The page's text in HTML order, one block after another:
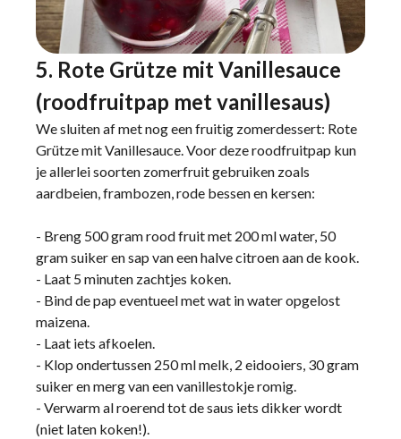
5. Rote Grütze mit Vanillesauce
(roodfruitpap met vanillesaus)
We sluiten af met nog een fruitig zomerdessert: Rote
Grütze mit Vanillesauce. Voor deze roodfruitpap kun
je allerlei soorten zomerfruit gebruiken zoals
aardbeien, frambozen, rode bessen en kersen:
- Breng 500 gram rood fruit met 200 ml water, 50
gram suiker en sap van een halve citroen aan de kook.
- Laat 5 minuten zachtjes koken.
- Bind de pap eventueel met wat in water opgelost
maizena.
- Laat iets afkoelen.
- Klop ondertussen 250 ml melk, 2 eidooiers, 30 gram
suiker en merg van een vanillestokje romig.
- Verwarm al roerend tot de saus iets dikker wordt
(niet laten koken!).